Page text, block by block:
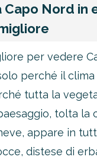
Capo Nord in
per vedere
perché il
tutta la
tolta la
appare in
distese di